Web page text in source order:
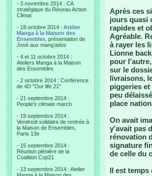
- 3 novembre 2014 : CA
stratégique du Réseau Action
Climat
- 18 octobre 2014 : Atelier
Manga à la Maison des
Ensembles , présentation de
José aux mang'ados
- 4 et 11 octobre 2014 :
Ateliers Manga à la Maison
des Ensembles
- 2 octobre 2014 : Conférence
de 4D "Our life 21"
- 21 septembre 2014 :
People's climate march
- 19 septembre 2014 :
Vendredi solidaire de rentrée à
la Maison de Ensembles,
Paris 13e
- 15 septembre 2014 :
Réunion plénière de la
Coalition Cop21
- 13 septembre 2014 : Atelier
Après ces
jours quasi
rapides et
Agréable.
à rayer les
Lionne
pour
sur le
livraisons,
piggeries
peu
place
On avait
y’avait pas
rénovation
signature
de celle du
Il est temps